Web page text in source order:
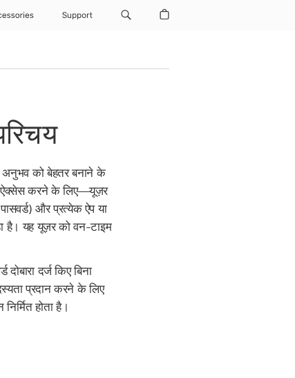
Support
को बेहतर बनाने के
ऐक्सेस करने के लिए—यूज़र
और प्रत्येक ऐप या
है। यह यूज़र को वन-टाइम
दर्ज किए बिना
प्रदान करने के लिए
होता है।